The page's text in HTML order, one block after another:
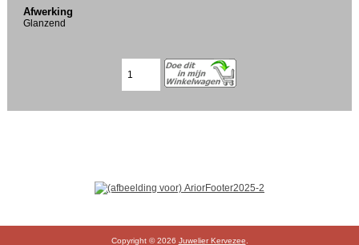
Afwerking
Glanzend
Copyright © 2026 Juwelier Kervezee.